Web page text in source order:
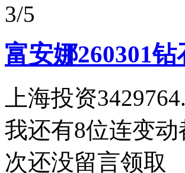
3/5
富安娜260301
上海投资
我还有8位连变
次还没留言领取